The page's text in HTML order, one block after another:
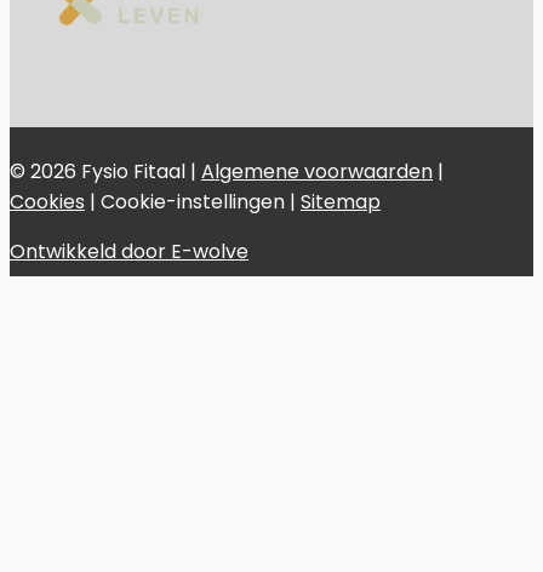
© 2026 Fysio Fitaal | Algemene voorwaarden |
Cookies | Cookie-instellingen | Sitemap
Ontwikkeld door E-wolve